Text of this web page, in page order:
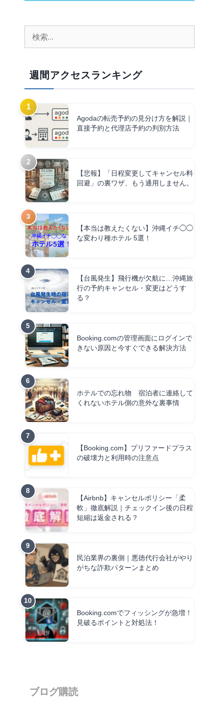
週間アクセスランキング
Agodaの転売予約の見分け方を解説｜
直接予約と代理店予約の判別方法
【悲報】「日程変更してキャンセル料
回避」の裏ワザ、もう通用しません。
【本当は教えたくない】沖縄イチ◯◯
な変わり種ホテル 5選！
【台風発生】飛行機が欠航に…沖縄旅
行の予約キャンセル・変更はどうす
る？
Booking.comの管理画面にログインで
きない原因と今すぐできる解決方法
ホテルでの忘れ物 宿泊者に連絡して
くれないホテル側の意外な裏事情
【Booking.com】プリファードプラス
の破壊力と利用時の注意点
【Airbnb】キャンセルポリシー「柔
軟」徹底解説｜チェックイン後の日程
短縮は返金される？
民泊業界の裏側｜悪徳代行会社がやり
がちな詐欺パターンまとめ
Booking.comでフィッシングが急増！
見破るポイントと対処法！
ブログ購読